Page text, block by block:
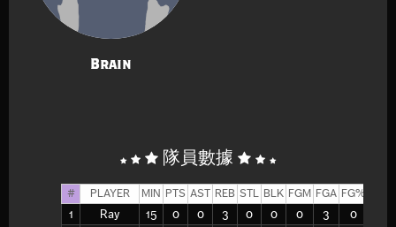
Brain
隊員數據
# PLAYER MIN PTS AST REB STL BLK FGM FGA FG%
1 Ray 15 0 0 3 0 0 0 3 0